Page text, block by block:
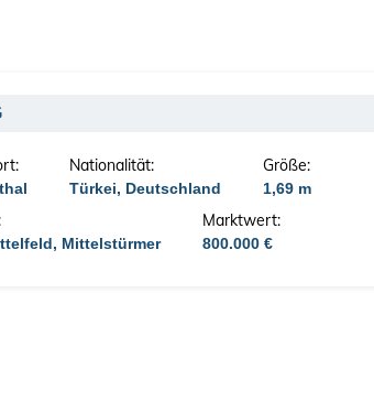
Nationalität:
Türkei, Deutschland
Größe:
1,69 m
Mittelstürmer
Marktwert:
800.000 €